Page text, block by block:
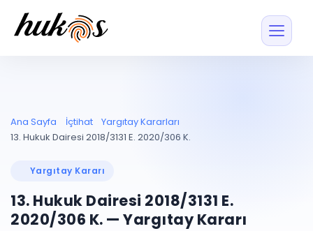
Entegrasyonu
UYAP ile otomatik
UYAP Evrak
Entegrasyonu
UETS Entegrasyonu
Tebligatları anında
Müvekkil ve taraf
Vekalet
Blog
Ücretsiz Başlayın Giriş Yap
Ana Sayfa İçtihat
Yargıtay Kararları
13. Hukuk Dairesi 2018/3131 E. 2020/306 K.
Yargıtay Kararı
13. Hukuk Dairesi 2018/3131 E.
2020/306 K. — Yargıtay Kararı